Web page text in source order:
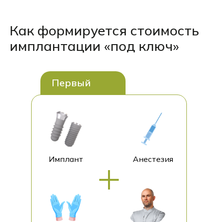
Как формируется стоимость
имплантации «под ключ»
Первый
этап
Анестезия
Имплант